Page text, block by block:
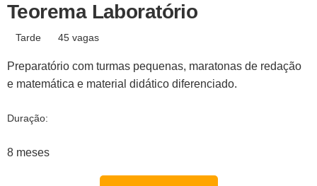
Teorema Laboratório
Tarde 45 vagas
Preparatório com turmas pequenas, maratonas de redação
e matemática e material didático diferenciado.
Duração:
8 meses